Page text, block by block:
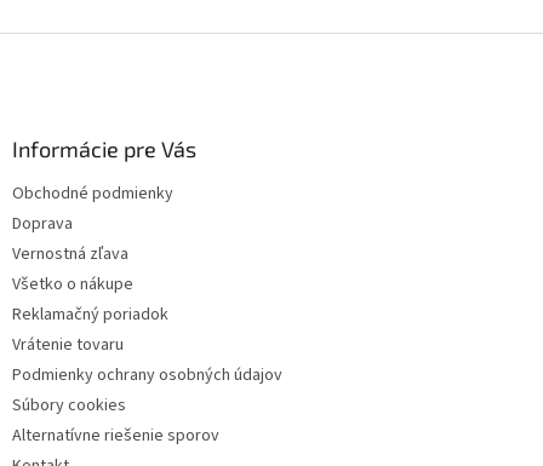
Informácie pre Vás
Obchodné podmienky
Doprava
Vernostná zľava
Všetko o nákupe
Reklamačný poriadok
Vrátenie tovaru
Podmienky ochrany osobných údajov
Súbory cookies
Alternatívne riešenie sporov